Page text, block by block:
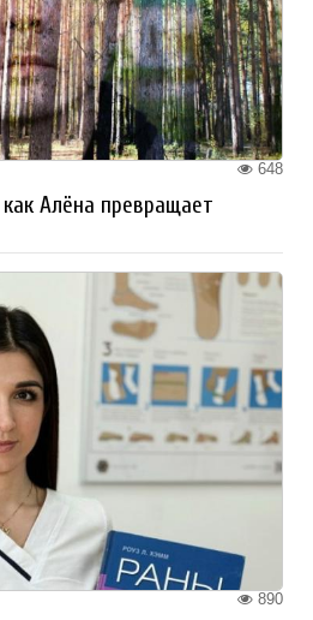
648
Алёна превращает
890